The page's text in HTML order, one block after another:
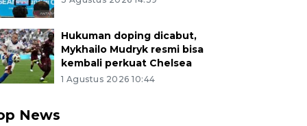
Hukuman doping dicabut,
Mykhailo Mudryk resmi bisa
kembali perkuat Chelsea
1 Agustus 2026 10:44
News